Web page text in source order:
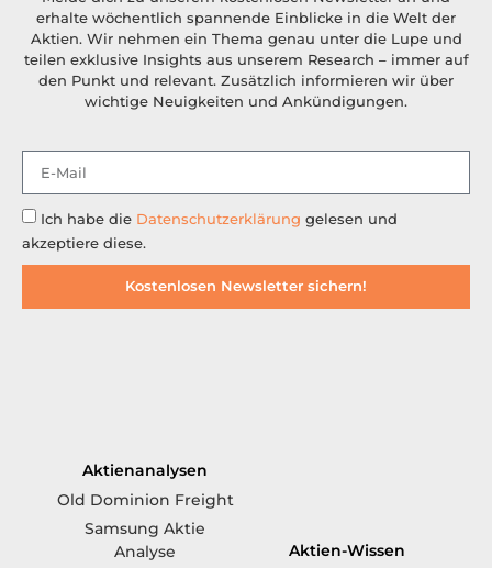
erhalte wöchentlich spannende Einblicke in die Welt der
Aktien. Wir nehmen ein Thema genau unter die Lupe und
teilen exklusive Insights aus unserem Research – immer auf
den Punkt und relevant. Zusätzlich informieren wir über
wichtige Neuigkeiten und Ankündigungen.
Ich habe die Datenschutzerklärung gelesen und
akzeptiere diese.
Kostenlosen Newsletter sichern!
Aktienanalysen
Old Dominion Freight
Samsung Aktie
Analyse
Aktien-Wissen